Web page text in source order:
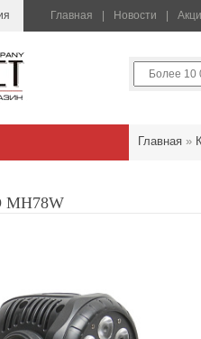
Главная Новости
Главная »
MH78W